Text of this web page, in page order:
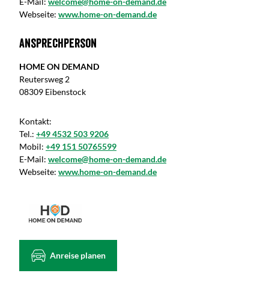
Webseite: www.home-on-demand.de
Ansprechperson
HOME ON DEMAND
Reutersweg 2
08309 Eibenstock
Kontakt:
Tel.: +49 4532 503 9206
Mobil: +49 151 50765599
E-Mail: welcome@home-on-demand.de
Webseite: www.home-on-demand.de
Anreise planen